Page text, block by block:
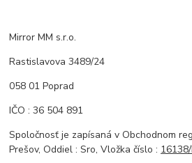
Mirror MM s.r.o.
Rastislavova 3489/24
058 01 Poprad
IČO : 36 504 891
Spoločnosť je zapísaná v Obchodnom
Prešov, Oddiel : Sro, Vložka číslo :